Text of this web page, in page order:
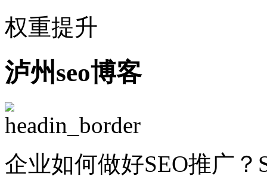
权重提升
泸州seo博客
企业如何做好SEO推广